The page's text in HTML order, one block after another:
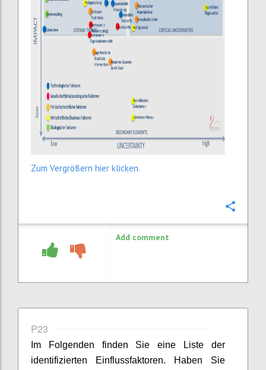
Zum Vergrößern hier klicken.
Add comment
P23
Im Folgenden finden Sie eine Liste der
identifizierten Einflussfaktoren. Haben Sie